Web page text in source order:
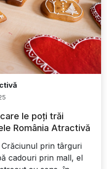
le poți trăi
România Atractivă
prin târguri
cadouri prin mall, el